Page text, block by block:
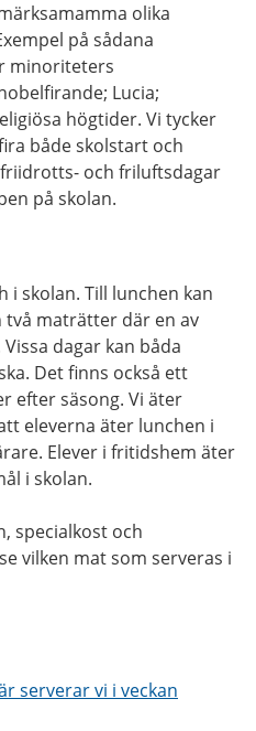
olika
på sådana
minoriteters
Lucia;
högtider. Vi tycker
både skolstart och
och friluftsdagar
på skolan.
i skolan. Till lunchen kan
två maträtter där en av
dagar kan båda
Det finns också ett
efter säsong. Vi äter
eleverna äter lunchen i
Elever i fritidshem äter
i skolan.
specialkost och
vilken mat som serveras i
serverar vi i veckan